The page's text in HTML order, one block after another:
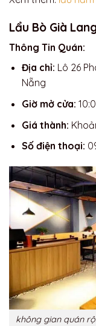
Lẩu Bò Già
Thông Tin Quán:
Địa chỉ: Lô 26
Nẵng
Giờ mở cửa:
Giá thành:
Số điện thoại:
không gian quán